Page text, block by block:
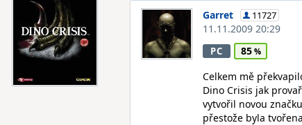
Garret 11727
11.11.2009 20:29
PC
85
Celkem mě
Dino Crisis jak
vytvořil novou
přestože byla